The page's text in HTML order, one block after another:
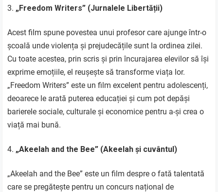
„Freedom Writers” (Jurnalele Libertății)
Acest film spune povestea unui profesor care ajunge într-o
școală unde violența și prejudecățile sunt la ordinea zilei.
Cu toate acestea, prin scris și prin încurajarea elevilor să își
exprime emoțiile, el reușește să transforme viața lor.
„Freedom Writers” este un film excelent pentru adolescenți,
deoarece le arată puterea educației și cum pot depăși
barierele sociale, culturale și economice pentru a-și crea o
viață mai bună.
„Akeelah and the Bee” (Akeelah și cuvântul)
„Akeelah and the Bee” este un film despre o fată talentată
care se pregătește pentru un concurs național de